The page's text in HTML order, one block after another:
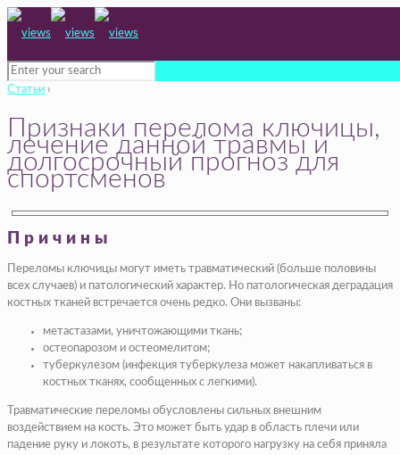
Статьи ›
Признаки перелома ключицы,
лечение данной травмы и
долгосрочный прогноз для
спортсменов
Причины
Переломы ключицы могут иметь травматический (больше половины
всех случаев) и патологический характер. Но патологическая деградация
костных тканей встречается очень редко. Они вызваны:
метастазами, уничтожающими ткань;
остеопарозом и остеомелитом;
туберкулезом (инфекция туберкулеза может накапливаться в
костных тканях, сообщенных с легкими).
Травматические переломы обусловлены сильных внешним
воздействием на кость. Это может быть удар в область плечи или
падение руку и локоть, в результате которого нагрузку на себя приняла